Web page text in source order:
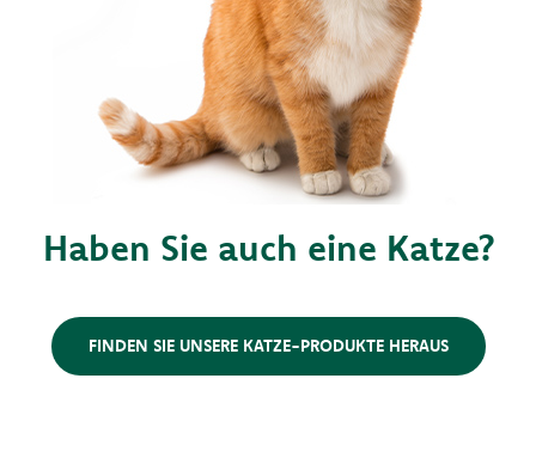
Haben Sie auch eine Katze?
FINDEN SIE UNSERE KATZE-PRODUKTE HERAUS